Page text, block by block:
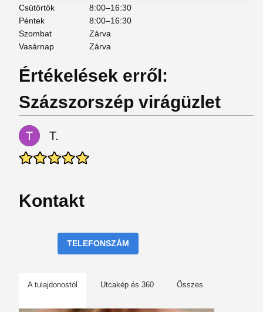
Csütörtök
8:00–16:30
Péntek
8:00–16:30
Szombat
Zárva
Vasárnap
Zárva
Értékelések erről:
Százszorszép virágüzlet
T.
Kontakt
TELEFONSZÁM
A tulajdonostól Utcakép és 360 Összes